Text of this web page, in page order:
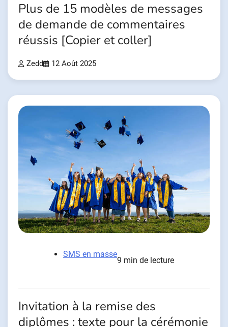
Plus de 15 modèles de messages
de demande de commentaires
réussis [Copier et coller]
Zedd 12 Août 2025
SMS en masse
9 min de lecture
Invitation à la remise des
diplômes : texte pour la cérémonie